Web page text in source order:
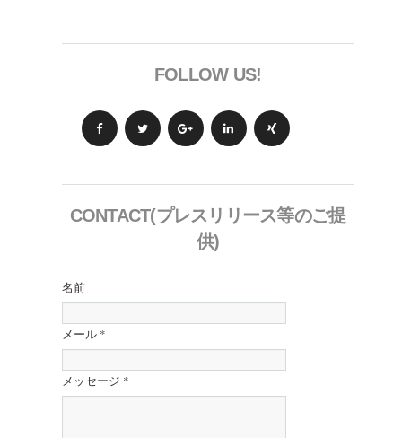
FOLLOW US!
CONTACT(プレスリリース等のご提
供)
名前
メール *
メッセージ *